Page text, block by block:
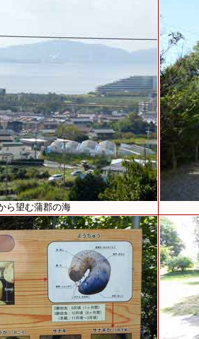
ら望む蒲郡の海